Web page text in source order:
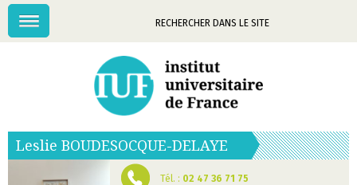
Mots-
Menu
Leslie BOUDESOCQUE-DELAYE
Tél. : 02 47 36 71 75